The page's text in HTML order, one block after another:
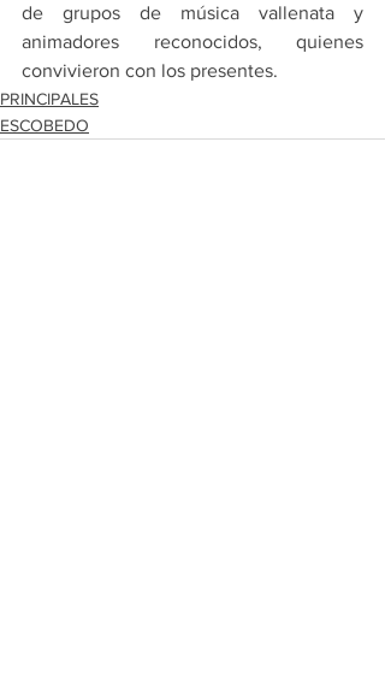
de grupos de música vallenata y
animadores reconocidos, quienes
convivieron con los presentes.
PRINCIPALES
ESCOBEDO